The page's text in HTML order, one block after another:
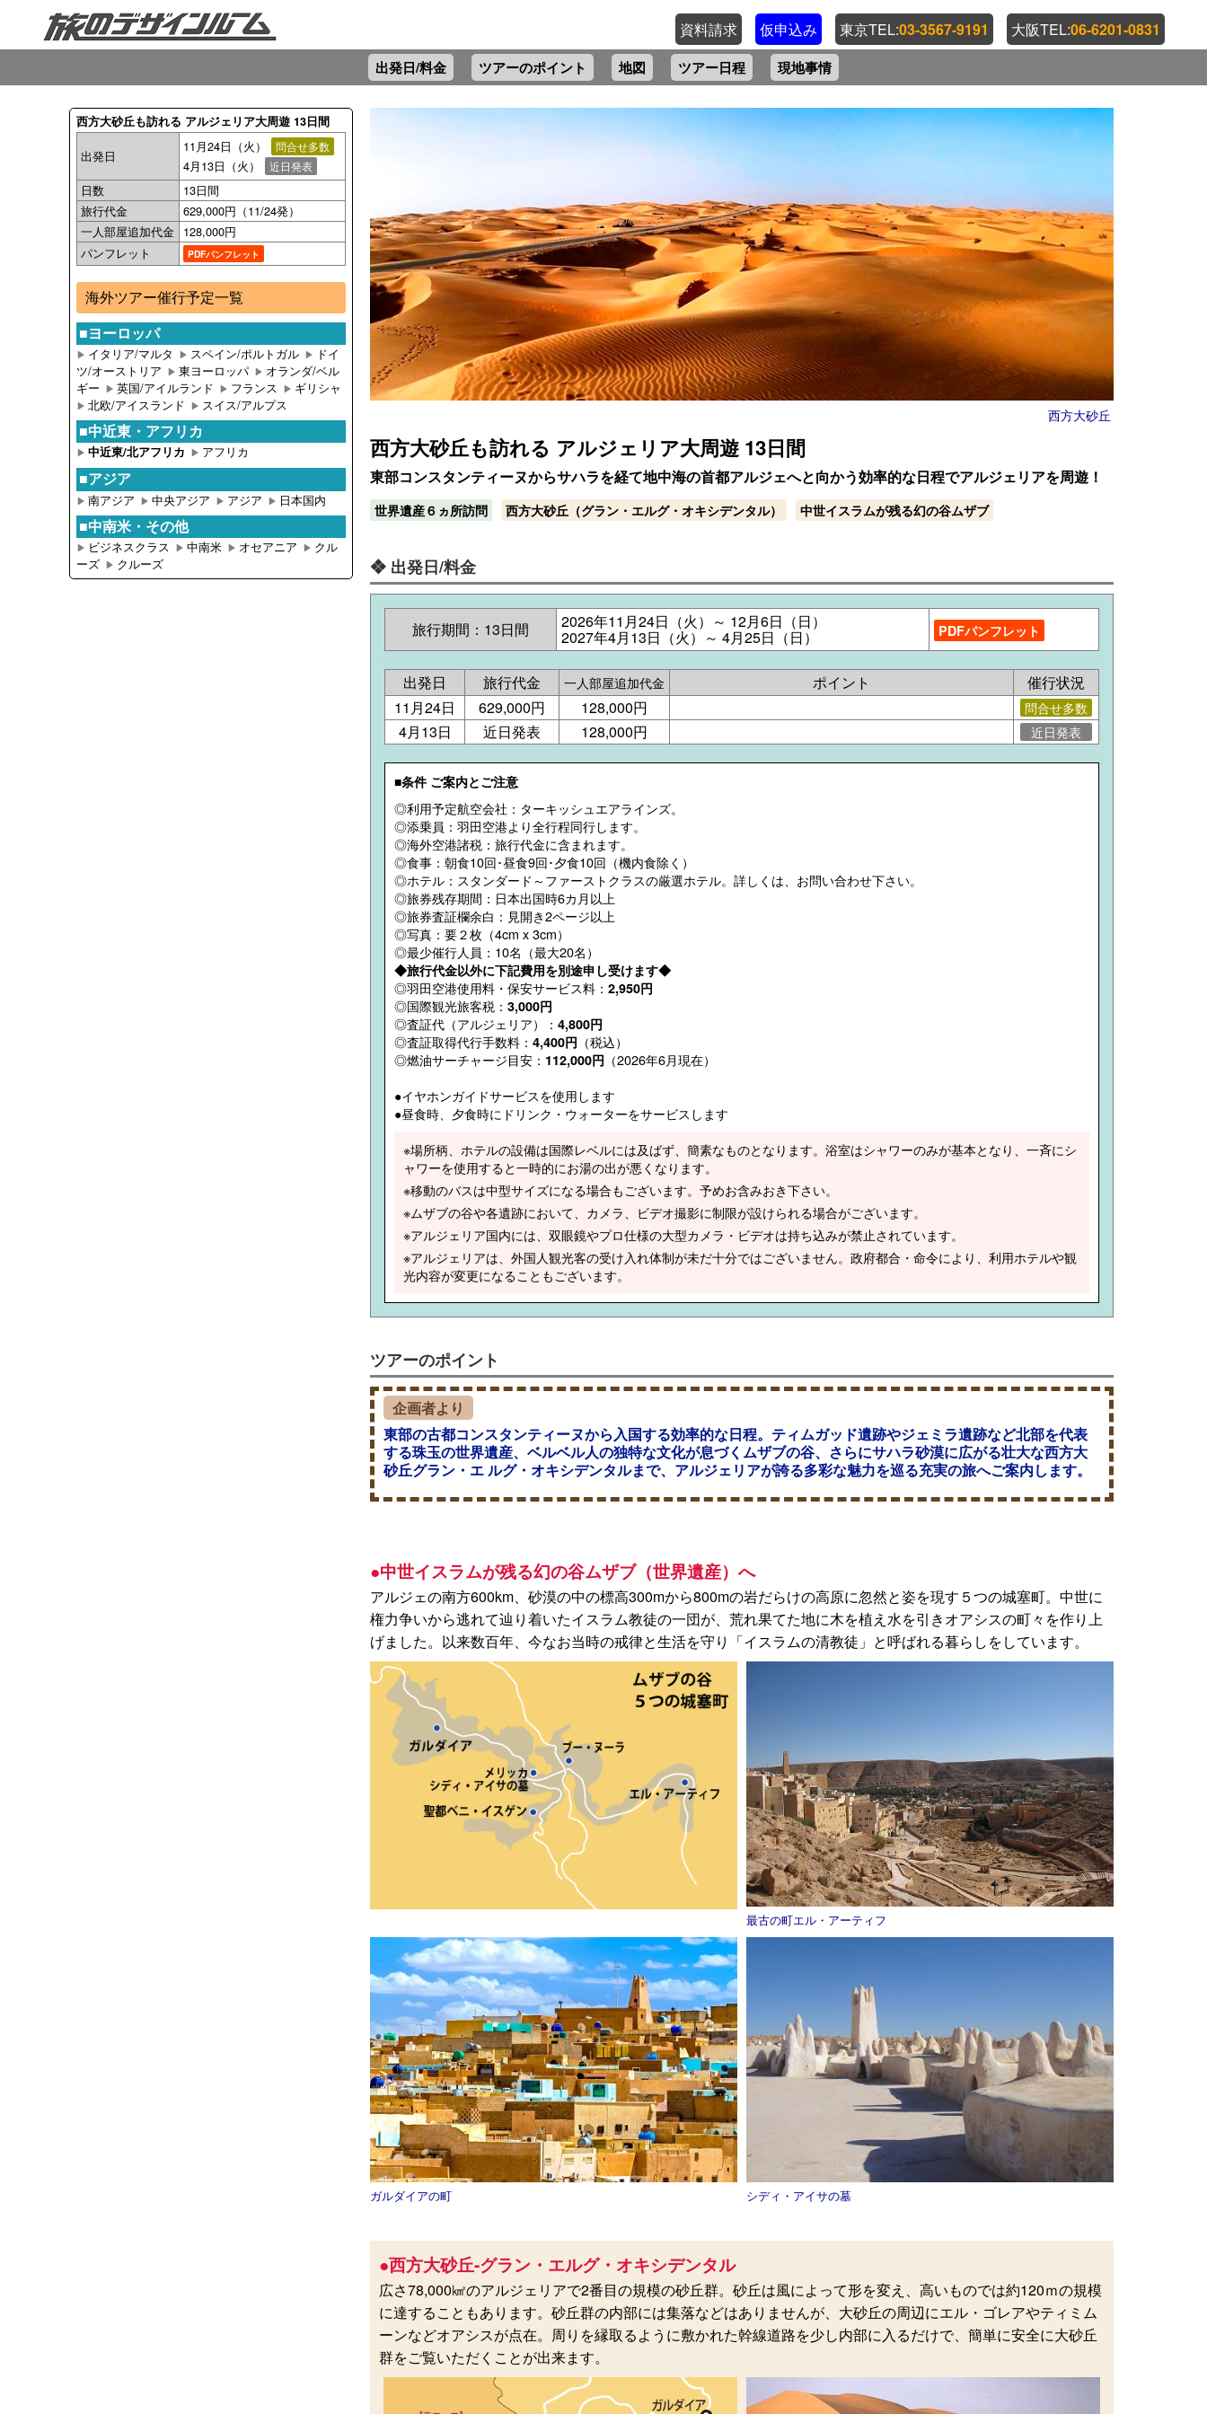
資料請求 仮申込み 東京TEL:03-3567-9191 大阪TEL:06-6201-0831
出発日/料金 ツアーのポイント 地図 ツアー日程 現地事情
西方大砂丘も訪れる アルジェリア大周遊 13日間
出発日
11月24日（火） 問合せ多数
4月13日（火） 近日発表
日数
13日間
旅行代金
629,000円（11/24発）
一人部屋追加代金 128,000円
パンフレット
PDFパンフレット
海外ツアー催行予定一覧
■ヨーロッパ
▶︎ イタリア/マルタ ▶︎ スペイン/ポルトガル ▶︎ ドイ
ツ/オーストリア ▶︎ 東ヨーロッパ ▶︎ オランダ/ベル
ギー ▶︎ 英国/アイルランド ▶︎ フランス ▶︎ ギリシャ
▶︎ 北欧/アイスランド ▶︎ スイス/アルプス
■中近東・アフリカ
▶︎ 中近東/北アフリカ ▶︎ アフリカ
■アジア
▶︎ 南アジア ▶︎ 中央アジア ▶︎ アジア ▶︎ 日本国内
■中南米・その他
▶︎ ビジネスクラス ▶︎ 中南米 ▶︎ オセアニア ▶︎ クル
ーズ ▶︎ クルーズ
西方大砂丘
西方大砂丘も訪れる アルジェリア大周遊 13日間
東部コンスタンティーヌからサハラを経て地中海の首都アルジェへと向かう効率的な日程でアルジェリアを周遊！
世界遺産６ヵ所訪問 西方大砂丘（グラン・エルグ・オキシデンタル） 中世イスラムが残る幻の谷ムザブ
❖ 出発日/料金
旅行期間：13日間 2026年11月24日（火）～ 12月6日（日）
2027年4月13日（火）～ 4月25日（日） PDFパンフレット
出発日 旅行代金 一人部屋追加代金 ポイント
催行状況
11月24日
629,000円 128,000円 問合せ多数
4月13日 近日発表 128,000円 近日発表
■条件 ご案内とご注意
◎利用予定航空会社：ターキッシュエアラインズ。
◎添乗員：羽田空港より全行程同行します。
◎海外空港諸税：旅行代金に含まれます。
◎食事：朝食10回･昼食9回･夕食10回（機内食除く）
◎ホテル：スタンダード～ファーストクラスの厳選ホテル。詳しくは、お問い合わせ下さい。
◎旅券残存期間：日本出国時6カ月以上
◎旅券査証欄余白：見開き2ページ以上
◎写真：要２枚（4cm x 3cm）
◎最少催行人員：10名（最大20名）
◆旅行代金以外に下記費用を別途申し受けます◆
◎羽田空港使用料・保安サービス料： 2,950円
◎国際観光旅客税： 3,000円
◎査証代（アルジェリア）： 4,800円
◎査証取得代行手数料： 4,400円 （税込）
◎燃油サーチャージ目安： 112,000円 （2026年6月現在）
●イヤホンガイドサービスを使用します
●昼食時、夕食時にドリンク・ウォーターをサービスします
※場所柄、ホテルの設備は国際レベルには及ばず、簡素なものとなります。浴室はシャワーのみが基本となり、一斉にシ
ャワーを使用すると一時的にお湯の出が悪くなります。
※移動のバスは中型サイズになる場合もございます。予めお含みおき下さい。
※ムザブの谷や各遺跡において、カメラ、ビデオ撮影に制限が設けられる場合がございます。
※アルジェリア国内には、双眼鏡やプロ仕様の大型カメラ・ビデオは持ち込みが禁止されています。
※アルジェリアは、外国人観光客の受け入れ体制が未だ十分ではございません。政府都合・命令により、利用ホテルや観
光内容が変更になることもございます。
ツアーのポイント
企画者より
東部の古都コンスタンティーヌから入国する効率的な日程。ティムガッド遺跡やジェミラ遺跡など北部を代表
する珠玉の世界遺産、ベルベル人の独特な文化が息づくムザブの谷、さらにサハラ砂漠に広がる壮大な西方大
砂丘グラン・エ ルグ・オキシデンタルまで、アルジェリアが誇る多彩な魅力を巡る充実の旅へご案内します。
●中世イスラムが残る幻の谷ムザブ（世界遺産）へ
アルジェの南方600km、砂漠の中の標高300mから800mの岩だらけの高原に忽然と姿を現す５つの城塞町。中世に
権力争いから逃れて辿り着いたイスラム教徒の一団が、荒れ果てた地に木を植え水を引きオアシスの町々を作り上
げました。以来数百年、今なお当時の戒律と生活を守り「イスラムの清教徒」と呼ばれる暮らしをしています。
最古の町エル・アーティフ
ガルダイアの町 シディ・アイサの墓
●西方大砂丘-グラン・エルグ・オキシデンタル
広さ78,000㎢のアルジェリアで2番目の規模の砂丘群。砂丘は風によって形を変え、高いものでは約120ｍの規模
に達することもあります。砂丘群の内部には集落などはありませんが、大砂丘の周辺にエル・ゴレアやティミム
ーンなどオアシスが点在。周りを縁取るように敷かれた幹線道路を少し内部に入るだけで、簡単に安全に大砂丘
群をご覧いただくことが出来ます。